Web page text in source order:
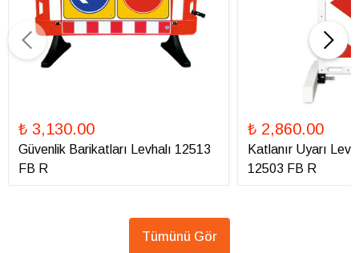
₺ 3,130.00
Güvenlik Barikatları Levhalı 12513
FB R
₺ 2,860.00
Katlanır Uyarı
12503 FB R
Tümünü Gör